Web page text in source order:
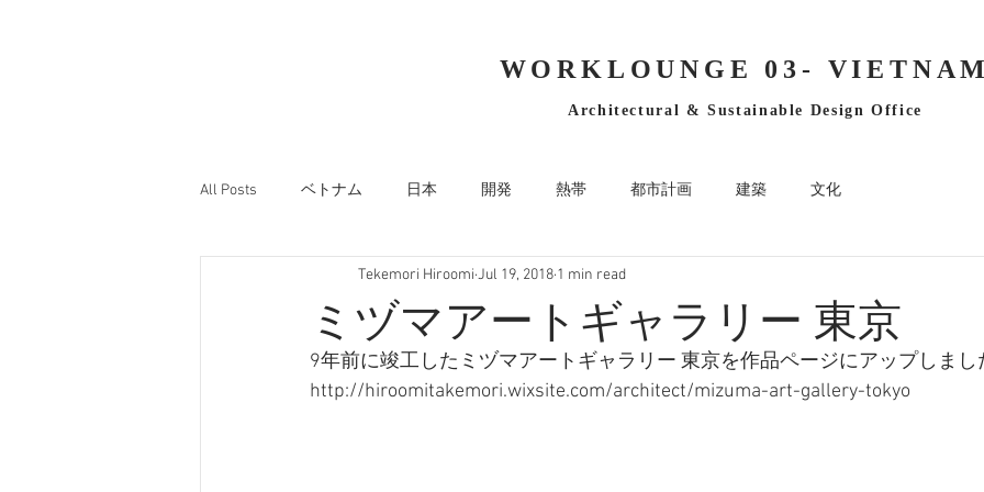
WORKLOUNGE 03-
Architectural & Sustainable Design Office
All Posts ベトナム 日本 開発 熱帯 都市計画 建築 文化
ミヅマアートギャラリー 東京
Tekemori Hiroomi Jul 19, 2018 1 min read
9年前に竣工したミヅマアートギャラリー 東京を作品ページにアップしまし
http://hiroomitakemori.wixsite.com/architect/mizuma-art-gallery-tokyo